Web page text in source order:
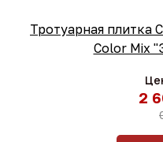
Тротуарная плитка
Color Mix
2